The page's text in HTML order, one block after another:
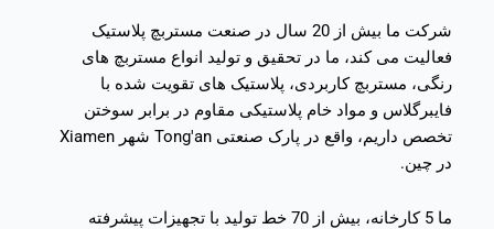
شرکت ما بیش از 20 سال در صنعت مستربچ پلاستیک
فعالیت می کند، ما در تحقیق و تولید انواع مستربچ های
رنگی، مستربچ کاربردی، پلاستیک های تقویت شده با
فایبرگلاس و مواد خام پلاستیکی مقاوم در برابر سوختن
تخصص داریم، واقع در پارک صنعتی Tong'an شهر Xiamen
در چین.
ما 5 کارخانه، بیش از 70 خط تولید با تجهیزات پیشرفته